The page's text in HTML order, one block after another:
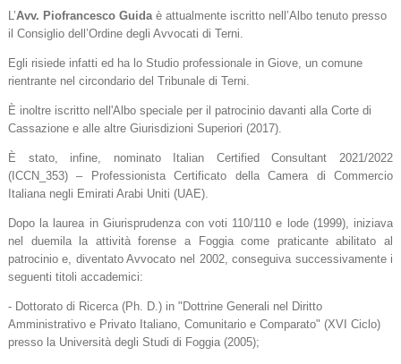
L’Avv. Piofrancesco Guidaè attualmente iscritto nell’Albo tenuto presso
il Consiglio dell’Ordine degli Avvocati di Terni.
Egli risiede infatti ed ha lo Studio professionale in Giove, un comune
rientrante nel circondario del Tribunale di Terni.
È inoltre iscritto nell'Albo speciale per il patrocinio davanti alla Corte di
Cassazione e alle altre Giurisdizioni Superiori (2017).
È stato, infine, nominato Italian Certified Consultant 2021/2022
(ICCN_353) – Professionista Certificato della Camera di Commercio
Italiana negli Emirati Arabi Uniti (UAE).
Dopo la laurea in Giurisprudenza con voti 110/110 e lode (1999), iniziava
nel duemila la attività forense a Foggia come praticante abilitato al
patrocinio e, diventato Avvocato nel 2002, conseguiva successivamente i
seguenti titoli accademici:
- Dottorato di Ricerca (Ph. D.) in "Dottrine Generali nel Diritto
Amministrativo e Privato Italiano, Comunitario e Comparato" (XVI Ciclo)
presso la Università degli Studi di Foggia (2005);